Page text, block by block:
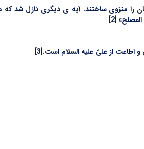
را منزوی ساختند. آیه ی دیگری نازل شد که
[2]
از علیّ علیه السلام است.[3]